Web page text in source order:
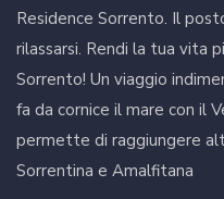
Residence Sorrento. Il
rilassarsi. Rendi la tua vita
Sorrento! Un viaggio
fa da cornice il mare con il
permette di raggiungere
Sorrentina e Amalfitana